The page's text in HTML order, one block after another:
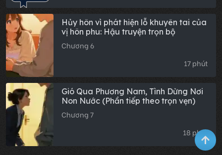
Hủy hôn vì phát hiện lỗ khuyên tai của
vị hôn phu: Hậu truyện trọn bộ
Chương 6
17 phút
Gió Qua Phương Nam, Tình Dừng Nơi
Non Nước (Phần tiếp theo trọn vẹn)
Chương 7
18 phút